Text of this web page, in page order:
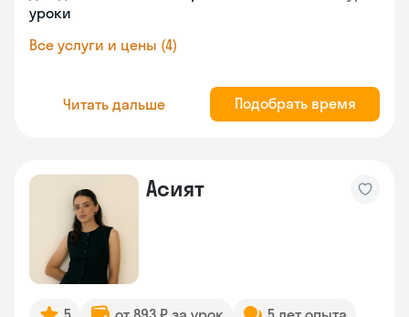
уроки
Все услуги и цены (4)
Читать дальше Подобрать время
Асият